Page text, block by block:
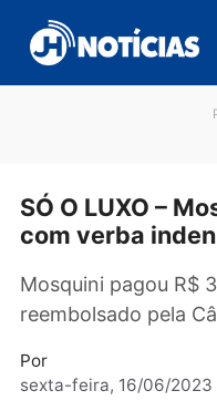
para
conteúdo
SÓ O LUXO –
Mosquini pagou
reembolsado pela